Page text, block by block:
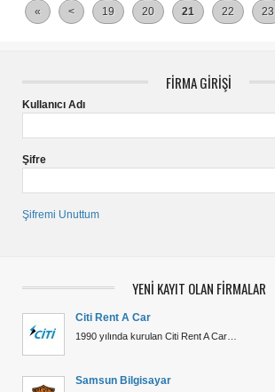
« < 19 20 21 22 23
FİRMA GİRİŞİ
Kullanıcı Adı
Şifre
Şifremi Unuttum
YENİ KAYIT OLAN FİRMALAR
Citi Rent A Car
1990 yılında kurulan Citi Rent A Car…
Samsun Bilgisayar